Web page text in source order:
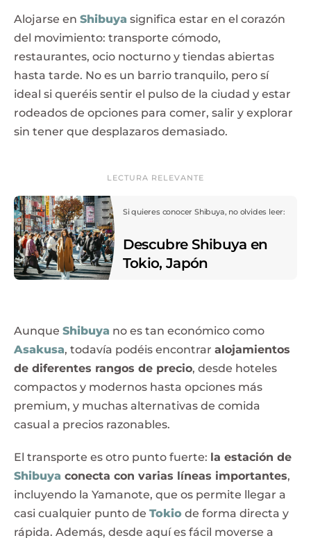
Alojarse en Shibuya significa estar en el corazón
del movimiento: transporte cómodo,
restaurantes, ocio nocturno y tiendas abiertas
hasta tarde. No es un barrio tranquilo, pero sí
ideal si queréis sentir el pulso de la ciudad y estar
rodeados de opciones para comer, salir y explorar
sin tener que desplazaros demasiado.
LECTURA RELEVANTE
Si quieres conocer Shibuya, no olvides leer:
Descubre Shibuya en
Tokio, Japón
Aunque Shibuya no es tan económico como
Asakusa, todavía podéis encontrar alojamientos
de diferentes rangos de precio, desde hoteles
compactos y modernos hasta opciones más
premium, y muchas alternativas de comida
casual a precios razonables.
El transporte es otro punto fuerte: la estación de
Shibuya conecta con varias líneas importantes,
incluyendo la Yamanote, que os permite llegar a
casi cualquier punto de Tokio de forma directa y
rápida. Además, desde aquí es fácil moverse a